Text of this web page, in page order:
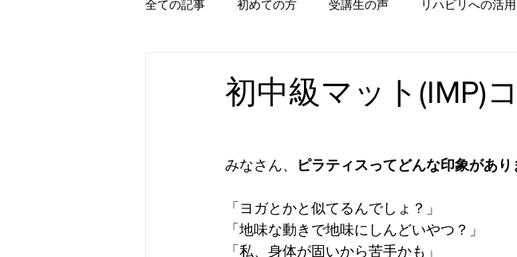
全ての記事 初めての方 受講生の声 リハビリへの活用
初中級マット(IMP)
みなさん、 ピラティスってどんな印象があり
「ヨガとかと似てるんでしょ？」
「地味な動きで地味にしんどいやつ？」
「私、身体が固いから苦手かも」